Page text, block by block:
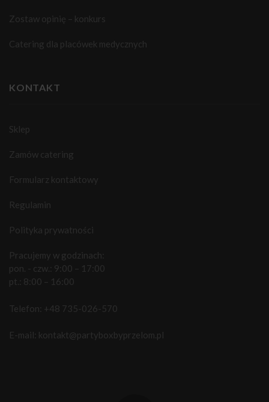
Zostaw opinię – konkurs
Catering dla placówek medycznych
KONTAKT
Sklep
Zamów catering
Formularz kontaktowy
Regulamin
Polityka prywatności
Pracujemy w godzinach:
pon. - czw.: 9:00 – 17:00
pt.: 8:00 – 16:00
Telefon: +48 735-026-570
E-mail: kontakt@partyboxbyprzelom.pl